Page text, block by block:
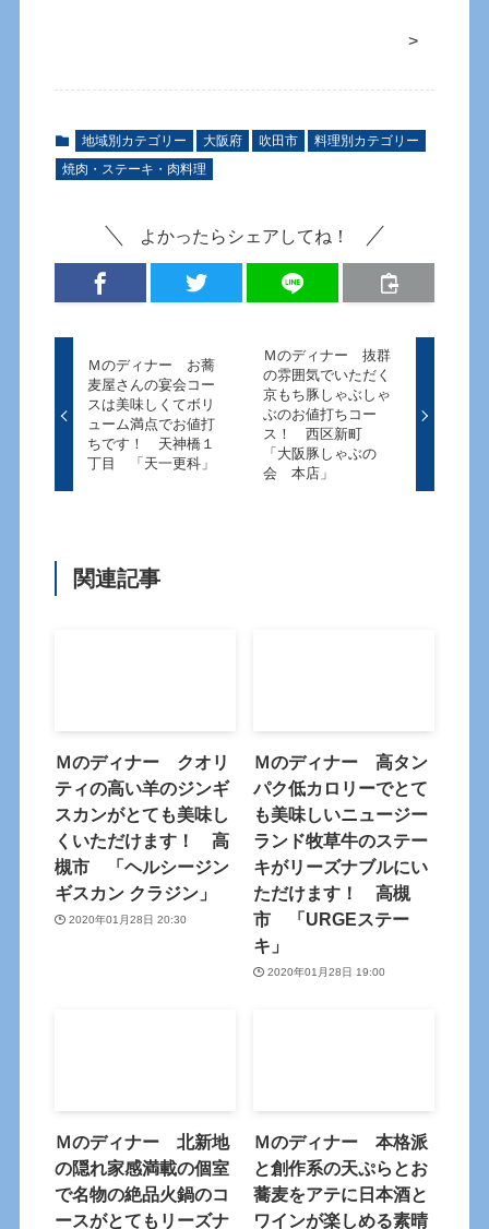
>
地域別カテゴリー 大阪府 吹田市
料理別カテゴリー
焼肉・ステーキ・肉料理
よかったらシェアしてね！
Ｍのディナー お蕎
麦屋さんの宴会コー
スは美味しくてボリ
ューム満点でお値打
ちです！ 天神橋１
丁目 「天一更科」
Ｍのディナー 抜群
の雰囲気でいただく
京もち豚しゃぶしゃ
ぶのお値打ちコー
ス！ 西区新町
「大阪豚しゃぶの
会 本店」
関連記事
Ｍのディナー クオリ
ティの高い羊のジンギ
スカンがとても美味し
くいただけます！ 高
槻市 「ヘルシージン
ギスカン クラジン」
2020年01月28日 20:30
Ｍのディナー 高タン
パク低カロリーでとて
も美味しいニュージー
ランド牧草牛のステー
キがリーズナブルにい
ただけます！ 高槻
市 「URGEステー
キ」
2020年01月28日 19:00
Ｍのディナー 北新地
の隠れ家感満載の個室
で名物の絶品火鍋のコ
ースがとてもリーズナ
Ｍのディナー 本格派
と創作系の天ぷらとお
蕎麦をアテに日本酒と
ワインが楽しめる素晴